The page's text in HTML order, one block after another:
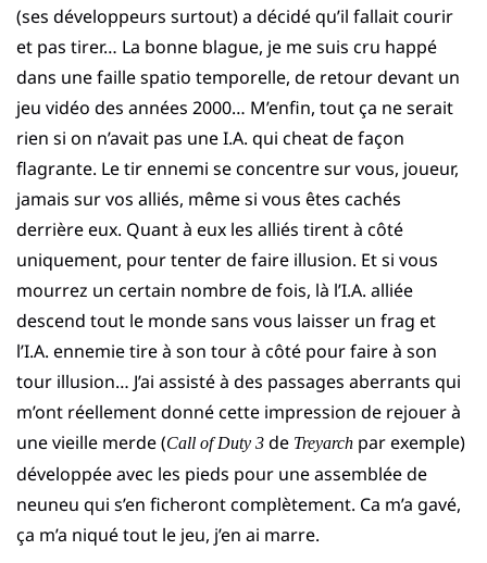
(ses développeurs surtout) a décidé qu’il fallait courir
et pas tirer… La bonne blague, je me suis cru happé
dans une faille spatio temporelle, de retour devant un
jeu vidéo des années 2000… M’enfin, tout ça ne serait
rien si on n’avait pas une I.A. qui cheat de façon
flagrante. Le tir ennemi se concentre sur vous, joueur,
jamais sur vos alliés, même si vous êtes cachés
derrière eux. Quant à eux les alliés tirent à côté
uniquement, pour tenter de faire illusion. Et si vous
mourrez un certain nombre de fois, là l’I.A. alliée
descend tout le monde sans vous laisser un frag et
l’I.A. ennemie tire à son tour à côté pour faire à son
tour illusion… J’ai assisté à des passages aberrants qui
m’ont réellement donné cette impression de rejouer à
une vieille merde (Call of Duty 3 de Treyarch par exemple)
développée avec les pieds pour une assemblée de
neuneu qui s’en ficheront complètement. Ca m’a gavé,
ça m’a niqué tout le jeu, j’en ai marre.